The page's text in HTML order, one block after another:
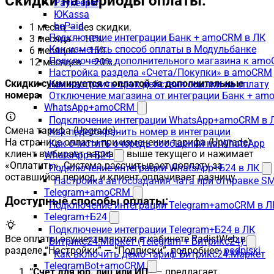
Paykeeper
ЮKassa
bePaid
Подключение интеграции Банк + amoCRM в ЛК
Как изменить способ оплаты в Модульбанке
Подключение дополнительного магазина к
Настройка раздела «Счета/Покупки» в amoCRM
Как настроить срок действия ссылки на оплату
Отключение магазина от интеграции Банк +
WhatsApp+amoCRM
Подключение интеграции WhatsApp+amoCRM в
Как пересохранить номер в интеграции
Как очистить очередь сообщений на WhatsApp
WhatsApp+Б24
Подключение интеграции WhatsApp+Б24 в ЛК
Настройка автосоздания чата при отправке
Telegram+amoCRM
Подключение интеграции Telegram+amoCRM в
Telegram+Б24
Подключение интеграции Telegram+Б24 в ЛК
Битрикс24.Маркет (Telegram + Битрикс24)
Как включить демо-тариф Битрикс24.Маркет
TelegramBot+amoCRM
1 месяц — без скидки.
3 месяца — 10%.
6 месяцев — 15%.
12 месяцев — 20%.
Скидки суммируется с оплатой за дополнительные
номера.
Смена тарифа (Upgrade).
На странице оплаты при изменении тарифа (Upgrade)
клиент выбирает вариант выше текущего и нажимает
«Оплатить». Система рассчитывает доплату за
оставшийся период, и клиент оплачивает разницу.
Доступные способы оплаты:
Все оплаты осуществляются в кабинете RadistWeb в
разделе “Настройки” — “Подписки”, подробнее:podpiski